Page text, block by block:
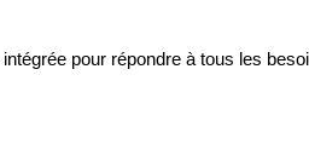
pour répondre à tous les